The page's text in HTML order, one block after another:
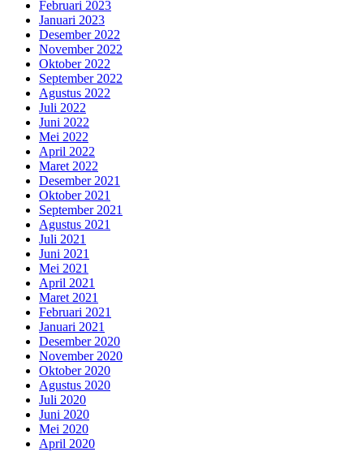
Februari 2023
Januari 2023
Desember 2022
November 2022
Oktober 2022
September 2022
Agustus 2022
Juli 2022
Juni 2022
Mei 2022
April 2022
Maret 2022
Desember 2021
Oktober 2021
September 2021
Agustus 2021
Juli 2021
Juni 2021
Mei 2021
April 2021
Maret 2021
Februari 2021
Januari 2021
Desember 2020
November 2020
Oktober 2020
Agustus 2020
Juli 2020
Juni 2020
Mei 2020
April 2020